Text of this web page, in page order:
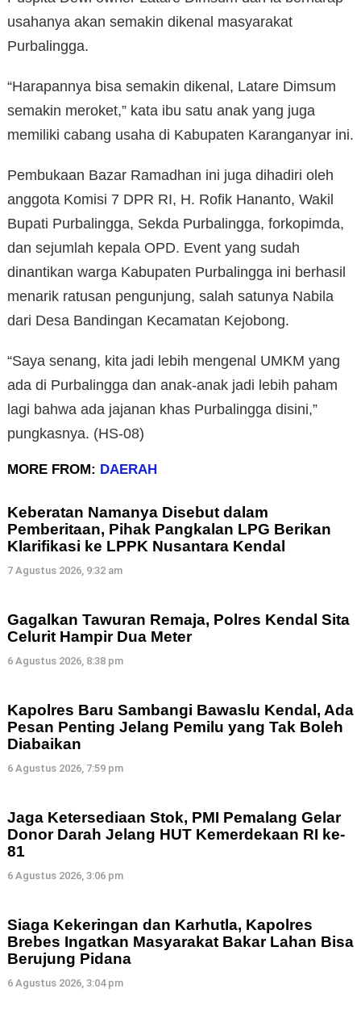
usahanya akan semakin dikenal masyarakat
Purbalingga.
“Harapannya bisa semakin dikenal, Latare Dimsum
semakin meroket,” kata ibu satu anak yang juga
memiliki cabang usaha di Kabupaten Karanganyar ini.
Pembukaan Bazar Ramadhan ini juga dihadiri oleh
anggota Komisi 7 DPR RI, H. Rofik Hananto, Wakil
Bupati Purbalingga, Sekda Purbalingga, forkopimda,
dan sejumlah kepala OPD. Event yang sudah
dinantikan warga Kabupaten Purbalingga ini berhasil
menarik ratusan pengunjung, salah satunya Nabila
dari Desa Bandingan Kecamatan Kejobong.
“Saya senang, kita jadi lebih mengenal UMKM yang
ada di Purbalingga dan anak-anak jadi lebih paham
lagi bahwa ada jajanan khas Purbalingga disini,”
pungkasnya. (HS-08)
MORE FROM: DAERAH
Keberatan Namanya Disebut dalam
Pemberitaan, Pihak Pangkalan LPG Berikan
Klarifikasi ke LPPK Nusantara Kendal
7 Agustus 2026, 9:32 am
Gagalkan Tawuran Remaja, Polres Kendal Sita
Celurit Hampir Dua Meter
6 Agustus 2026, 8:38 pm
Kapolres Baru Sambangi Bawaslu Kendal, Ada
Pesan Penting Jelang Pemilu yang Tak Boleh
Diabaikan
6 Agustus 2026, 7:59 pm
Jaga Ketersediaan Stok, PMI Pemalang Gelar
Donor Darah Jelang HUT Kemerdekaan RI ke-
81
6 Agustus 2026, 3:06 pm
Siaga Kekeringan dan Karhutla, Kapolres
Brebes Ingatkan Masyarakat Bakar Lahan Bisa
Berujung Pidana
6 Agustus 2026, 3:04 pm